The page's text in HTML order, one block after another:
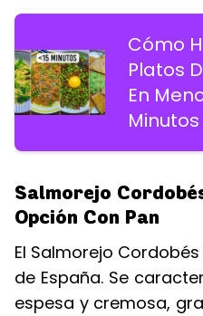
Cómo
Platos
En
Minutos
Salmorejo
Opción Con Pan
El Salmorejo
de España. Se
espesa y cremosa,